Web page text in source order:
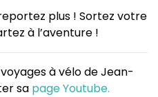
plus ! Sortez votre
à l’aventure !
à vélo de Jean-
sa page Youtube.